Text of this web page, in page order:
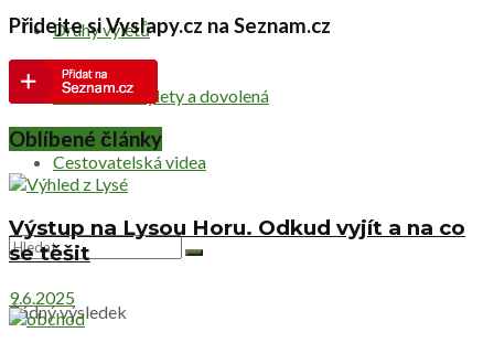
Druhy výletů
Netradiční výlety a dovolená
Cestovatelská videa
Žádný výsledek
Přidejte si Vyslapy.cz na Seznam.cz
Oblíbené články
Výstup na Lysou Horu. Odkud vyjít a na co
se těšit
9.6.2025